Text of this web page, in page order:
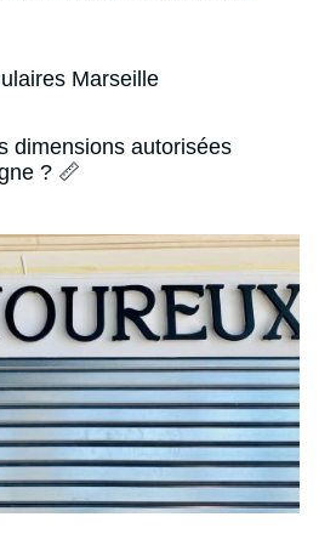
Marseille
dimensions autorisées
? 📏